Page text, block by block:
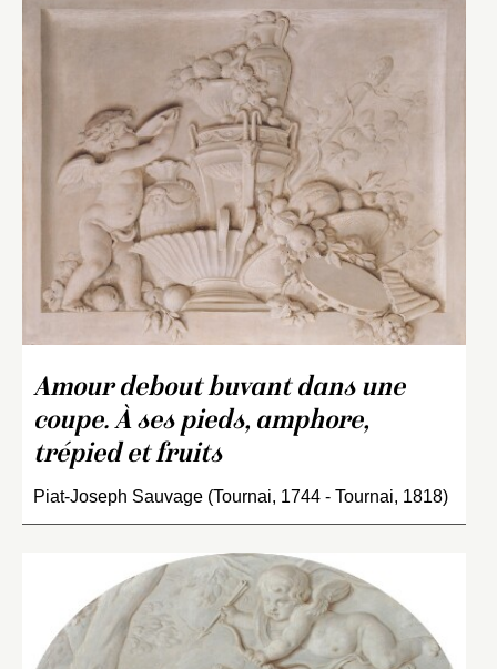
Amour debout buvant dans une
coupe. À ses pieds, amphore,
trépied et fruits
Piat-Joseph Sauvage (Tournai, 1744 - Tournai, 1818)